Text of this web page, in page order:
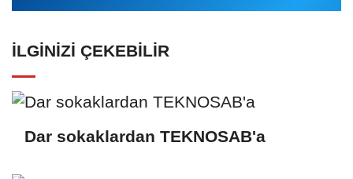
İLGINIZI ÇEKEBILIR
Dar sokaklardan TEKNOSAB'a